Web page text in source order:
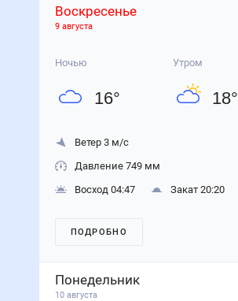
Воскресенье
9 августа
Ночью
16°
Утром
18°
Ветер 3 м/с
Давление 749 мм
Восход 04:47
Закат 20:20
ПОДРОБНО
Понедельник
10 августа